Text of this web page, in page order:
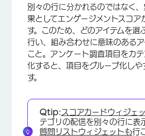
別々の行に分かれるのではなく
果としてエンゲージメントスコア
す。このため、どのアイテムを選
行い、組み合わせに意味のあるア
こと。アンケート調査項目をカ
化すると、項目をグループ化しや
す。
Qtip:スコアカードウィジェ
テゴリの配信を別々の行に表
質問リストウィジェットも行